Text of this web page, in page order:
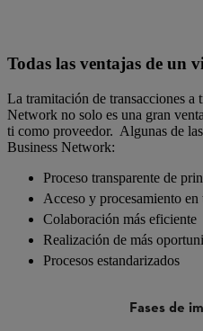
Todas las ventajas de un
La tramitación de transacciones a
Network no solo es una gran
ti como proveedor. Algunas de
Business Network:
Proceso transparente de
Acceso y procesamiento en
Colaboración más eficiente
Realización de más
Procesos estandarizados
Fases de